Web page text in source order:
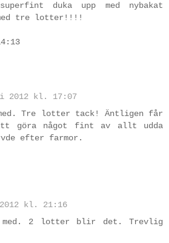
duka upp med nybakat
tre lotter!!!!
2012 kl. 17:07
Tre lotter tack! Äntligen får
göra något fint av allt udda
efter farmor.
kl. 21:16
med. 2 lotter blir det. Trevlig